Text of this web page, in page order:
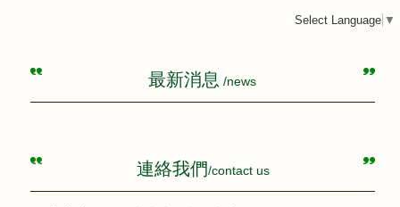
Select Language ▼
最新消息 /news
連絡我們/contact us